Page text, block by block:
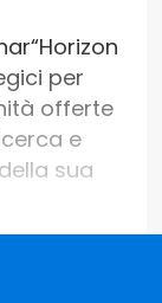
per
offerte
e
sua